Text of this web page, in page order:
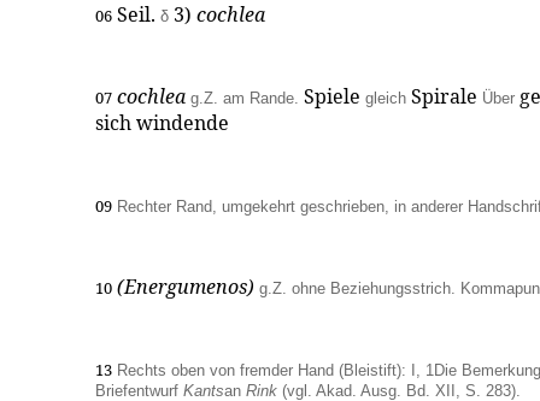
06 Seil. δ 3) cochlea
07 cochlea g.Z. am Rande. Spiele gleich Spirale Über
sich windende
09 Rechter Rand, umgekehrt geschrieben, in anderer
10 (Energumenos) g.Z. ohne Beziehungsstrich.
13 Rechts oben von fremder Hand (Bleistift): I, 1Die
Briefentwurf Kantsan Rink (vgl. Akad. Ausg. Bd. XII, S. 283).